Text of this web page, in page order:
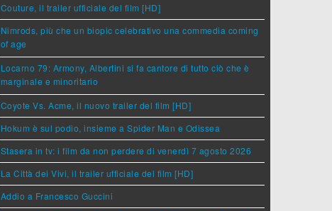
Couture, il trailer ufficiale del film [HD]
Nimrods, più che un biopic celebrativo una commedia coming
of age
Locarno 79: Armony, Albertini si fa cantore di tutto ciò che è
marginale e minoritario
Coyote Vs. Acme, il nuovo trailer del film [HD]
Hokum è sul podio, insieme a Spider Man e Odissea
Stasera in tv: i film da non perdere di venerdì 7 agosto 2026
La Città dei Vivi, il trailer ufficiale del film [HD]
Addio a Francesco Guccini